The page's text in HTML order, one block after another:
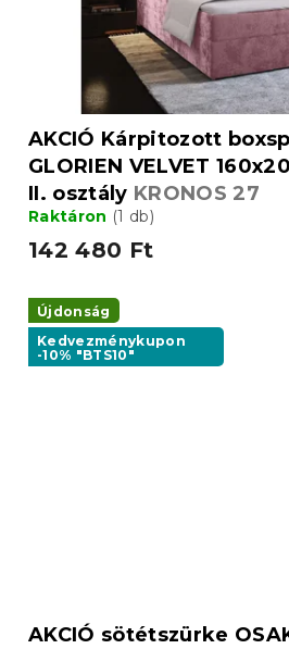
AKCIÓ Kárpitozott
GLORIEN VELVET
II. osztály KRONOS 27
Raktáron (1 db)
142 480 Ft
Újdonság
Kedvezménykupon
-10% "BTS10"
AKCIÓ sötétszürke